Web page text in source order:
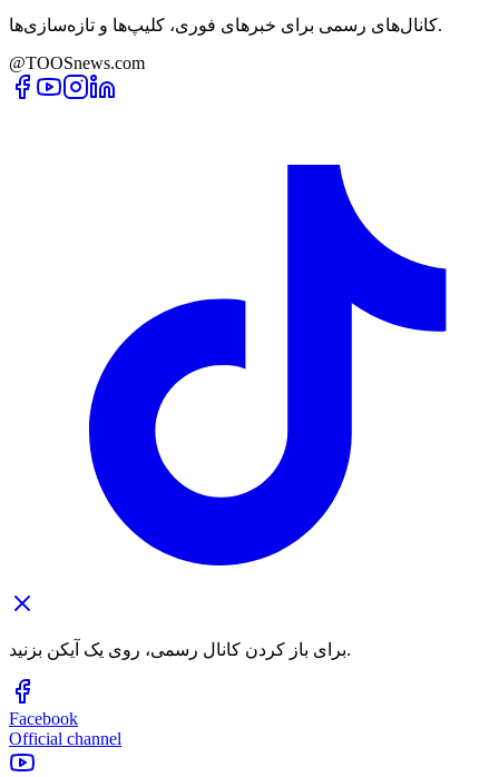
کانال‌های رسمی برای خبرهای فوری، کلیپ‌ها و تازه‌سازی‌ها.
@TOOSnews.com
برای باز کردن کانال رسمی، روی یک آیکن بزنید.
Facebook
Official channel